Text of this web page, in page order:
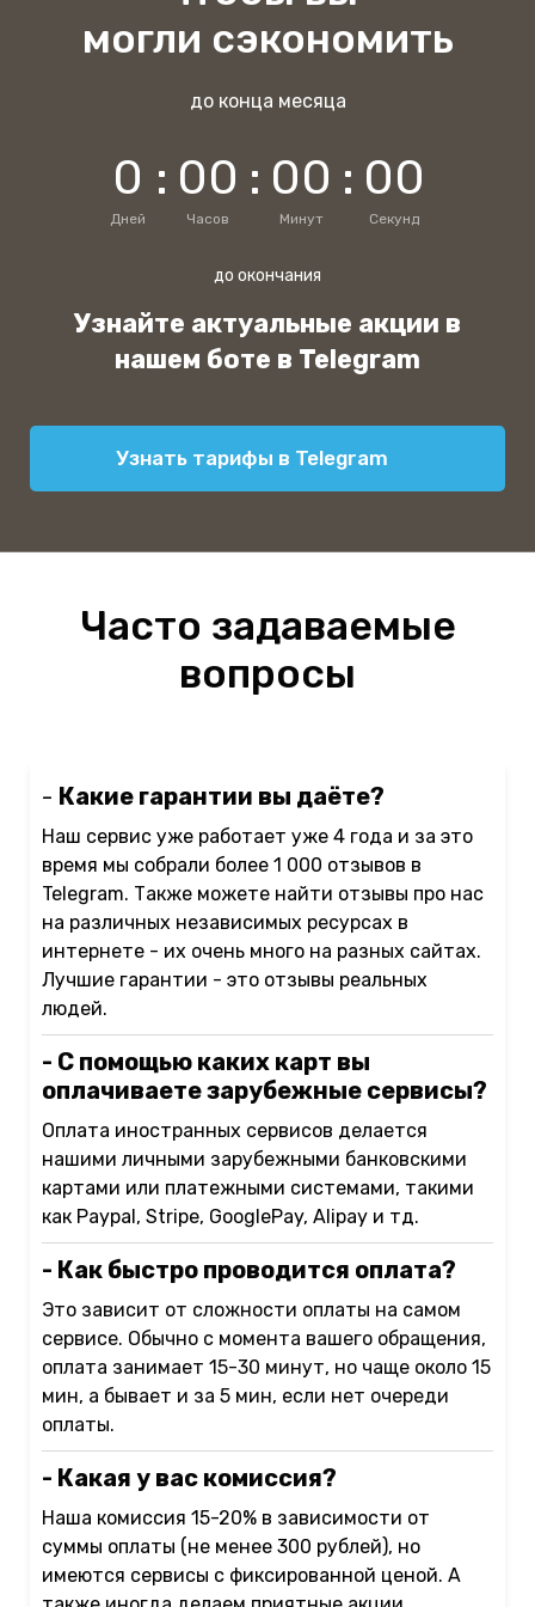
могли сэкономить
до конца месяца
0
Дней
: 00
Часов
: 00
Минут
: 00
Секунд
до окончания
Узнайте актуальные акции в
нашем боте в Telegram
Узнать тарифы в Telegram
Часто задаваемые
вопросы
- Какие гарантии вы даёте?
Наш сервис уже работает уже 4 года и за это
время мы собрали более 1 000 отзывов в
Telegram. Также можете найти отзывы про нас
на различных независимых ресурсах в
интернете - их очень много на разных сайтах.
Лучшие гарантии - это отзывы реальных
людей.
- С помощью каких карт вы
оплачиваете зарубежные сервисы?
Оплата иностранных сервисов делается
нашими личными зарубежными банковскими
картами или платежными системами, такими
как Paypal, Stripe, GooglePay, Alipay и тд.
- Как быстро проводится оплата?
Это зависит от сложности оплаты на самом
сервисе. Обычно с момента вашего обращения,
оплата занимает 15-30 минут, но чаще около 15
мин, а бывает и за 5 мин, если нет очереди
оплаты.
- Какая у вас комиссия?
Наша комиссия 15-20% в зависимости от
суммы оплаты (не менее 300 рублей), но
имеются сервисы с фиксированной ценой. А